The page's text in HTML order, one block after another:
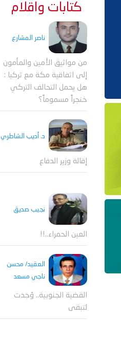
كتابات واقلام
ناصر المشارع
من مواثيق الأمين والمأمون
إلى اتفاقية مكة مع تركيا :
هل يحمل التحالف التركي
خنجراً مسموماً؟
د. أديب الشاطري
إقالة وزير الدفاع
نجيب صديق
العين الحمراء..!!
العقيد/ محسن
ناجي مسعد
القضية الجنوبية.. وُجدت
لتبقى